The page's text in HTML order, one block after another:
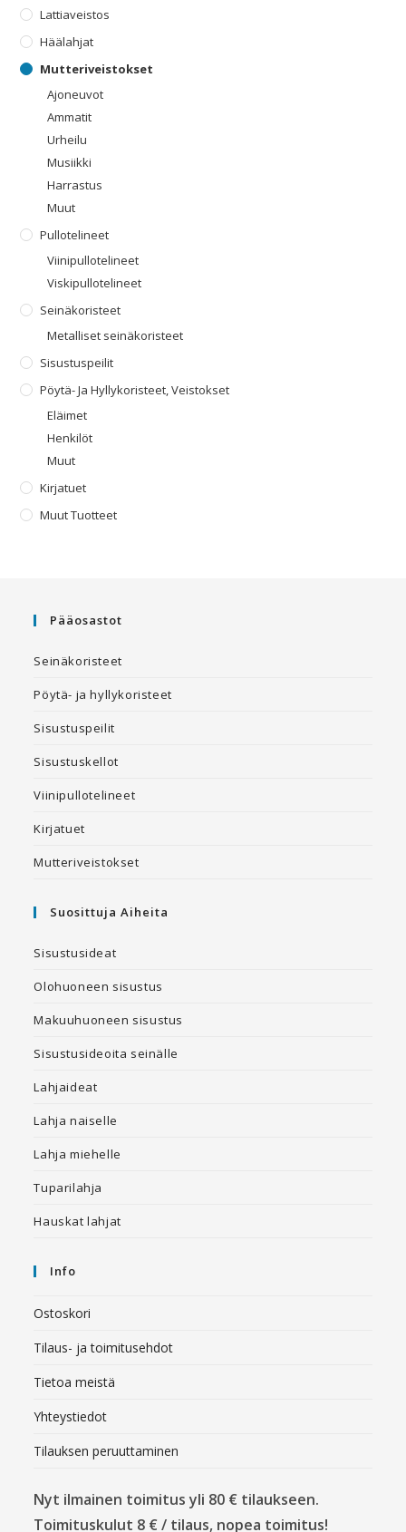
Lattiaveistos
Häälahjat
Mutteriveistokset
Ajoneuvot
Ammatit
Urheilu
Musiikki
Harrastus
Muut
Pullotelineet
Viinipullotelineet
Viskipullotelineet
Seinäkoristeet
Metalliset seinäkoristeet
Sisustuspeilit
Pöytä- Ja Hyllykoristeet, Veistokset
Eläimet
Henkilöt
Muut
Kirjatuet
Muut Tuotteet
Pääosastot
Seinäkoristeet
Pöytä- ja hyllykoristeet
Sisustuspeilit
Sisustuskellot
Viinipullotelineet
Kirjatuet
Mutteriveistokset
Suosittuja Aiheita
Sisustusideat
Olohuoneen sisustus
Makuuhuoneen sisustus
Sisustusideoita seinälle
Lahjaideat
Lahja naiselle
Lahja miehelle
Tuparilahja
Hauskat lahjat
Info
Ostoskori
Tilaus- ja toimitusehdot
Tietoa meistä
Yhteystiedot
Tilauksen peruuttaminen
Nyt ilmainen toimitus yli 80 € tilaukseen.
Toimituskulut 8 € / tilaus, nopea toimitus!